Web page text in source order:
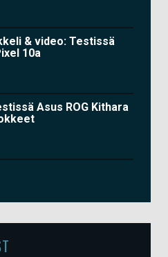
& video: Testissä
10a
Asus ROG Kithara